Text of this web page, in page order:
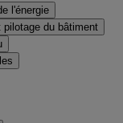
l'énergie
du bâtiment